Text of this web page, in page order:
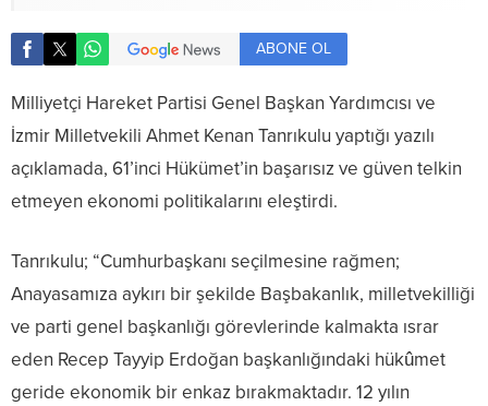
ABONE OL
Milliyetçi Hareket Partisi Genel Başkan Yardımcısı ve
İzmir Milletvekili Ahmet Kenan Tanrıkulu yaptığı yazılı
açıklamada, 61’inci Hükümet’in başarısız ve güven telkin
etmeyen ekonomi politikalarını eleştirdi.
Tanrıkulu; “Cumhurbaşkanı seçilmesine rağmen;
Anayasamıza aykırı bir şekilde Başbakanlık, milletvekilliği
ve parti genel başkanlığı görevlerinde kalmakta ısrar
eden Recep Tayyip Erdoğan başkanlığındaki hükûmet
geride ekonomik bir enkaz bırakmaktadır. 12 yılın